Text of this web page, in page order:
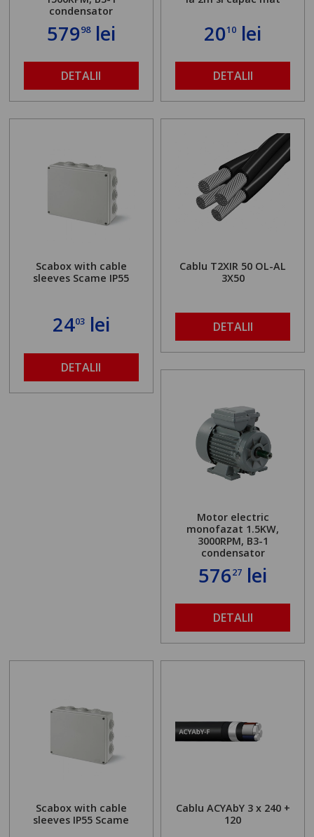
condensator
57998lei
DETALII
2010 lei
DETALII
Scabox with cable
sleeves Scame IP55
2403lei
DETALII
Cablu T2XIR 50 OL-AL
3X50
DETALII
Motor electric
monofazat 1.5KW,
3000RPM, B3-1
condensator
57627 lei
DETALII
Scabox with cable
sleeves IP55 Scame
Cablu ACYAbY 3 x 240 +
120